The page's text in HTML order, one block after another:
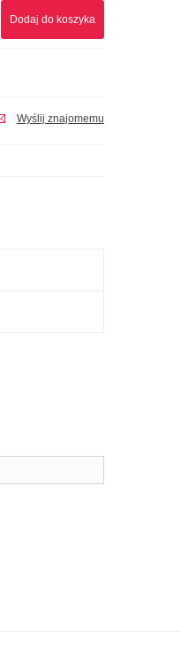
Dodaj do koszyka
Wyślij znajomemu